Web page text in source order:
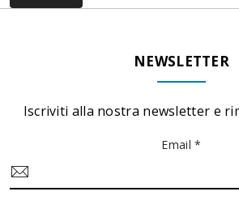
NEWSLETTER
Iscriviti alla nostra newsletter e
Email *